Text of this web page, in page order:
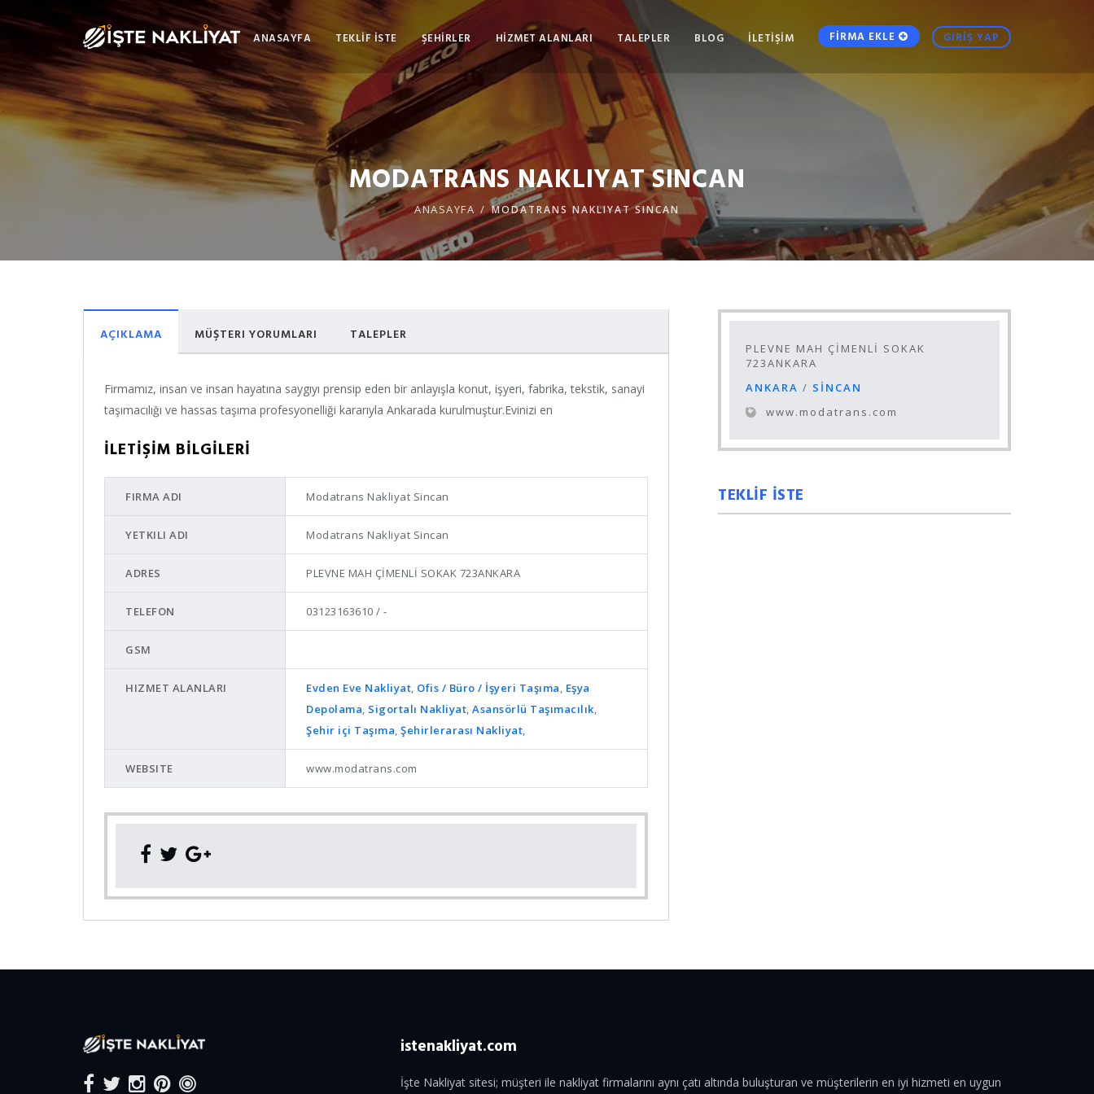
ANASAYFA TEKLİF İSTE ŞEHİRLER HİZMET ALANLARI TALEPLER BLOG İLETİŞİM FİRMA EKLE GİRİŞ YAP
MODATRANS NAKLIYAT SINCAN
ANASAYFA MODATRANS NAKLIYAT SINCAN
AÇIKLAMA MÜŞTERI YORUMLARI TALEPLER
Firmamız, insan ve insan hayatına saygıyı prensip eden bir anlayışla konut, işyeri, fabrika, tekstik, sanayi
taşımacılığı ve hassas taşıma profesyonelliği kararıyla Ankarada kurulmuştur.Evinizi en
İLETİŞİM BİLGİLERİ
FIRMA ADI Modatrans Nakliyat Sincan
YETKILI ADI Modatrans Nakliyat Sincan
ADRES PLEVNE MAH ÇİMENLİ SOKAK 723ANKARA
TELEFON 03123163610 / -
GSM
HIZMET ALANLARI Evden Eve Nakliyat, Ofis / Büro / İşyeri Taşıma, Eşya
Depolama, Sigortalı Nakliyat, Asansörlü Taşımacılık,
Şehir içi Taşıma, Şehirlerarası Nakliyat,
WEBSITE www.modatrans.com
PLEVNE MAH ÇİMENLİ SOKAK
723ANKARA
ANKARA / SİNCAN
www.modatrans.com
TEKLİF İSTE
istenakliyat.com
İşte Nakliyat sitesi; müşteri ile nakliyat firmalarını aynı çatı altında buluşturan ve müşterilerin en iyi hizmeti en uygun